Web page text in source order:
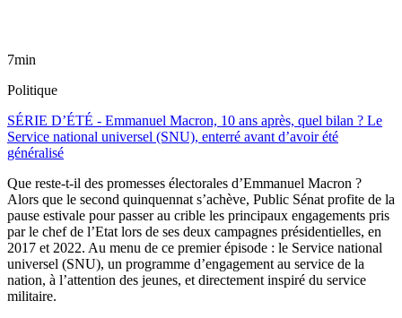
7min
Politique
SÉRIE D’ÉTÉ - Emmanuel Macron, 10 ans après, quel bilan ? Le
Service national universel (SNU), enterré avant d’avoir été
généralisé
Que reste-t-il des promesses électorales d’Emmanuel Macron ?
Alors que le second quinquennat s’achève, Public Sénat profite de la
pause estivale pour passer au crible les principaux engagements pris
par le chef de l’Etat lors de ses deux campagnes présidentielles, en
2017 et 2022. Au menu de ce premier épisode : le Service national
universel (SNU), un programme d’engagement au service de la
nation, à l’attention des jeunes, et directement inspiré du service
militaire.